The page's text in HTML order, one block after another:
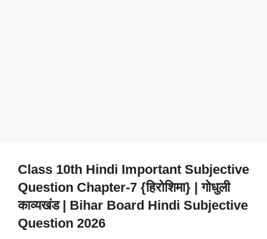
Class 10th Hindi Important Subjective
Question Chapter-7 {हिरोशिमा} | गोधुली
काव्यखंड | Bihar Board Hindi Subjective
Question 2026